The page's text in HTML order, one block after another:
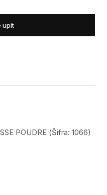
upit
POUDRE (Šifra: 1066)